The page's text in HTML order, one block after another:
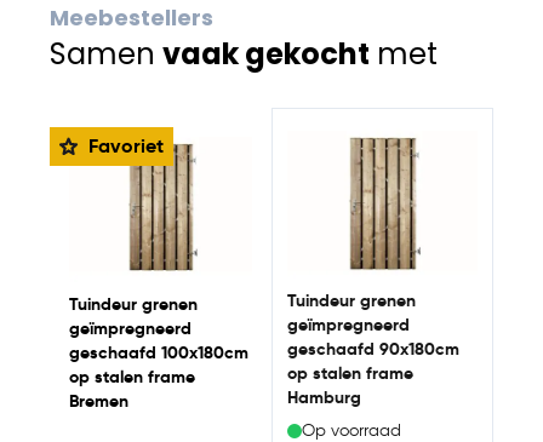
Meebestellers
Samen vaak gekocht met
Navigating through the elements of the carousel is
Press to go to carousel navigation
Favoriet
Tuindeur grenen
geïmpregneerd
geschaafd 100x180cm
op stalen frame
Bremen
Tuindeur grenen
geïmpregneerd
geschaafd 90x180cm
op stalen frame
Hamburg
Op voorraad